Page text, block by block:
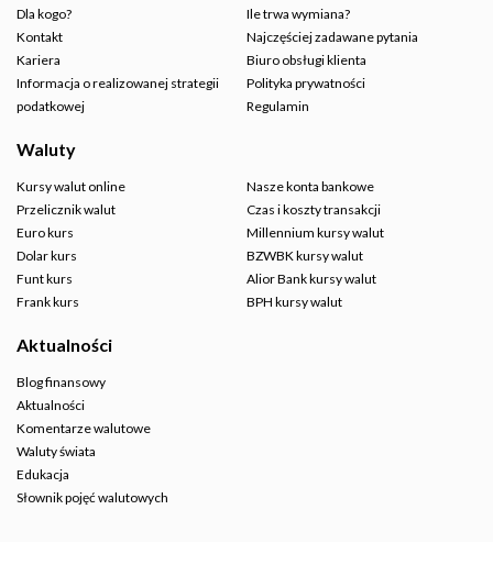
Dla kogo?
Kontakt
Kariera
Informacja o realizowanej strategii
podatkowej
Ile trwa wymiana?
Najczęściej zadawane pytania
Biuro obsługi klienta
Polityka prywatności
Regulamin
Waluty
Kursy walut online
Przelicznik walut
Euro kurs
Dolar kurs
Funt kurs
Frank kurs
Nasze konta bankowe
Czas i koszty transakcji
Millennium kursy walut
BZWBK kursy walut
Alior Bank kursy walut
BPH kursy walut
Aktualności
Blog finansowy
Aktualności
Komentarze walutowe
Waluty świata
Edukacja
Słownik pojęć walutowych